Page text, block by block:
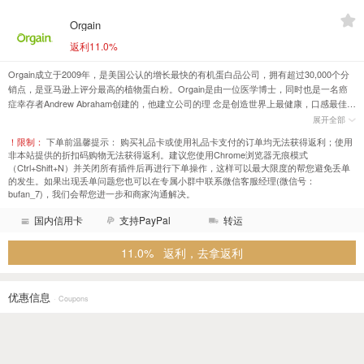
Orgain
返利11.0%
Orgain成立于2009年，是美国公认的增长最快的有机蛋白品公司，拥有超过30,000个分
销点，是亚马逊上评分最高的植物蛋白粉。Orgain是由一位医学博士，同时也是一名癌
症幸存者Andrew Abraham创建的，他建立公司的理 念是创造世界上最健康，口感最佳的
营养产品。Orgain作为营养品领域的行 业引领者，已经将自身建立为有机蛋白产品的黄
严苛的质量标准。
展开全部
！限制： 下单前温馨提示： 购买礼品卡或使用礼品卡支付的订单均无法获得返利；使用
非本站提供的折扣码购物无法获得返利。建议您使用Chrome浏览器无痕模式
（Ctrl+Shift+N）并关闭所有插件后再进行下单操作，这样可以最大限度的帮您避免丢单
的发生。如果出现丢单问题您也可以在专属小群中联系微信客服经理(微信号：
bufan_7)，我们会帮您进一步和商家沟通解决。
国内信用卡 支持PayPal 转运
11.0% 返利，去拿返利
优惠信息 · Coupons